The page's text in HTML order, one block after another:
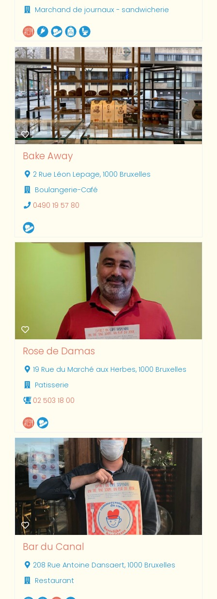
Marchand de journaux - sandwicherie
Bake Away
2 Rue Léon Lepage, 1000 Bruxelles
Boulangerie-Café
0490 19 57 80
Rose de Damas
19 Rue du Marché aux Herbes, 1000 Bruxelles
Patisserie
02 503 18 00
Bar du Canal
208 Rue Antoine Dansaert, 1000 Bruxelles
Restaurant